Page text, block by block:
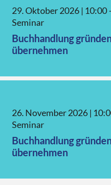
29. Oktober 2026 | 10:00
Seminar
Buchhandlung
übernehmen
26. November 2026 |
Seminar
Buchhandlung
übernehmen